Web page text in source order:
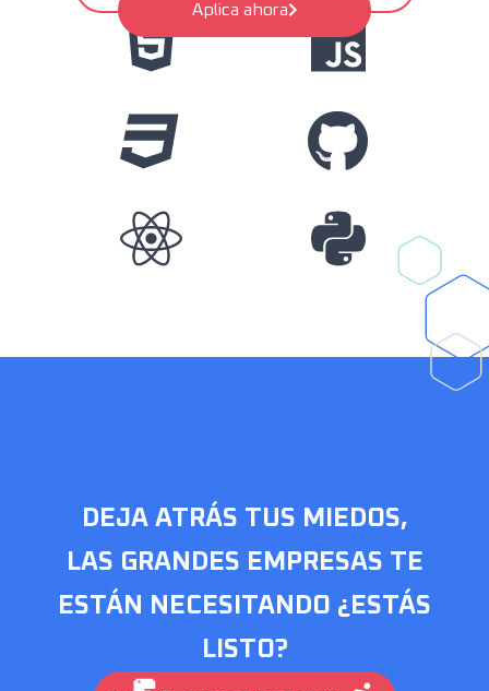
Aplica ahora
DEJA ATRÁS TUS MIEDOS,
LAS GRANDES EMPRESAS TE
ESTÁN NECESITANDO ¿ESTÁS
LISTO?